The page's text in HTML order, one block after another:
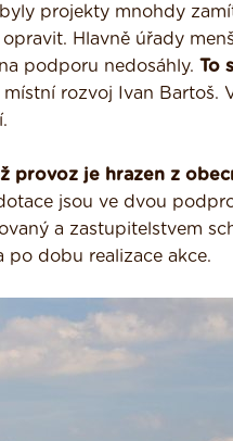
projekty mnohdy
Hlavně úřady
podporu nedosáhly. To
rozvoj Ivan Bartoš.
provoz je hrazen z
jsou ve dvou
a zastupitelstvem
dobu realizace akce.